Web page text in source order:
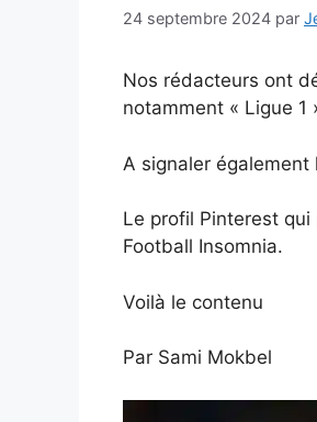
24 septembre 2024 par
Nos rédacteurs ont
notamment « Ligue 1
A signaler
Le profil Pinterest
Football Insomnia.
Voilà le contenu
Par Sami Mokbel